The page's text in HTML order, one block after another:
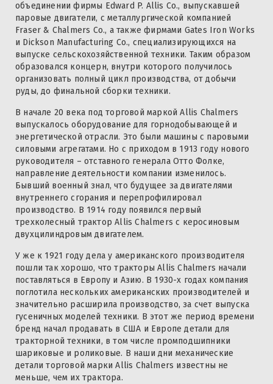
объединении фирмы Edward P. Allis Со., выпускавшей
паровые двигатели, с металлургической компанией
Fraser & Chalmers Со., а также фирмами Gates Iron Works
и Dickson Manufacturing Со., специализирующихся на
выпуске сельскохозяйственной техники. Таким образом
образовался концерн, внутри которого получилось
организовать полный цикл производства, от добычи
руды, до финальной сборки техники.
В начале 20 века под торговой маркой Allis Chalmers
выпускалось оборудование для горнодобывающей и
энергетической отрасли. Это были машины с паровыми
силовыми агрегатами. Но с приходом в 1913 году нового
руководителя – отставного генерала Отто Фолке,
направление деятельности компании изменилось.
Бывший военный знал, что будущее за двигателями
внутреннего сгорания и перепрофилировал
производство. В 1914 году появился первый
трехколесный трактор Allis Chalmers с керосиновым
двухцилиндровым двигателем.
У же к 1921 году дела у американского производителя
пошли так хорошо, что тракторы Allis Chalmers начали
поставляться в Европу и Азию. В 1930-х годах компания
поглотила нескольких американских производителей и
значительно расширила производство, за счет выпуска
гусеничных моделей техники. В этот же период времени
бренд начал продавать в США и Европе детали для
тракторной техники, в том числе промподшипники
шариковые и роликовые. В наши дни механические
детали торговой марки Allis Chalmers известны не
меньше, чем их трактора.